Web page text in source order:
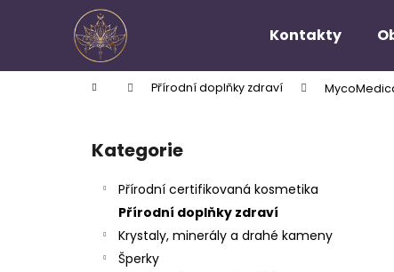
Kontakty
Domů Přírodní doplňky zdraví
Přeskočit
kategorie
Kategorie
Přírodní certifikovaná kosmetika
Přírodní doplňky zdraví
Krystaly, minerály a drahé kameny
Šperky
í
Zpět
do
Zpět
do